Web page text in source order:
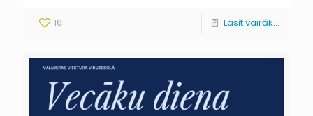
16 Lasīt vairāk...